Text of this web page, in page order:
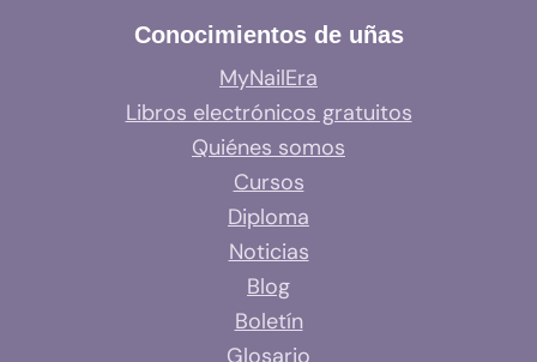
Conocimientos de uñas
MyNailEra
Libros electrónicos gratuitos
Quiénes somos
Cursos
Diploma
Noticias
Blog
Boletín